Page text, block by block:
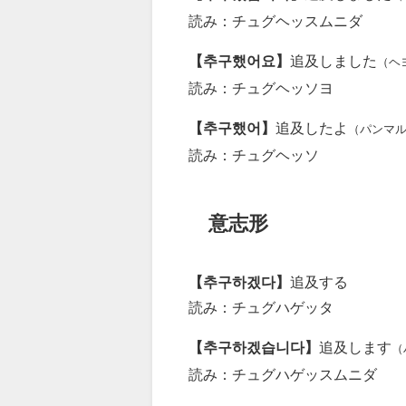
読み：チュグヘッスムニダ
【추구했어요】 追及しました （ヘ
読み：チュグヘッソヨ
【추구했어】 追及したよ （パンマル
読み：チュグヘッソ
意志形
【추구하겠다】 追及する
読み：チュグハゲッタ
【추구하겠습니다】 追及します
読み：チュグハゲッスムニダ